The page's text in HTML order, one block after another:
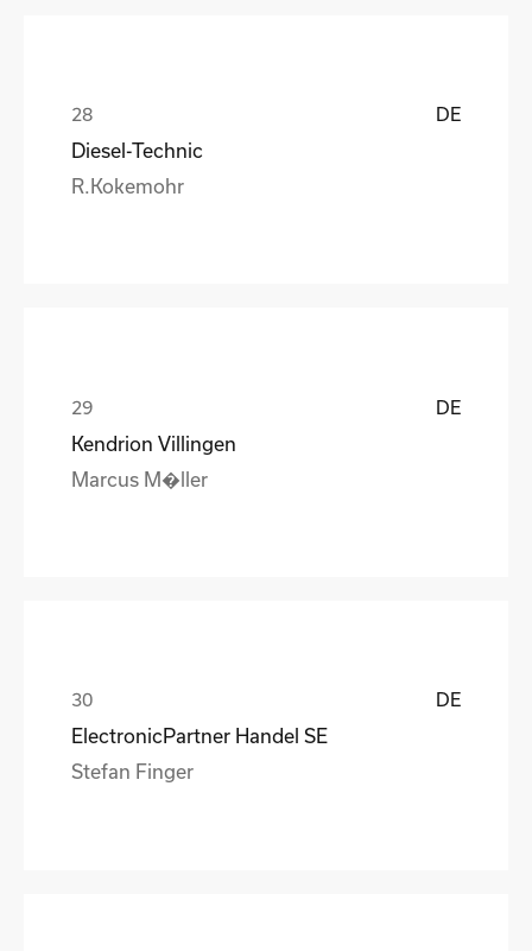
DE
Diesel-Technic
R.Kokemohr
DE
Kendrion Villingen
Marcus M�ller
DE
ElectronicPartner Handel SE
Stefan Finger